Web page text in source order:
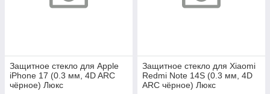
Защитное стекло для Apple
iPhone 17 (0.3 мм, 4D ARC
чёрное) Люкс
Защитное стекло для Xiaomi
Redmi Note 14S (0.3 мм, 4D
ARC чёрное) Люкс